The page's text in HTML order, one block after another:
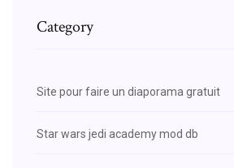
Category
Site pour faire un diaporama gratuit
Star wars jedi academy mod db